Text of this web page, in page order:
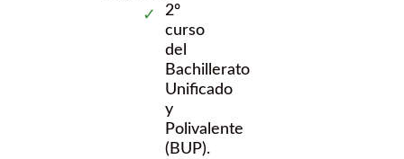
2º
curso
del
Bachillerato
Unificado
y
Polivalente
(BUP).